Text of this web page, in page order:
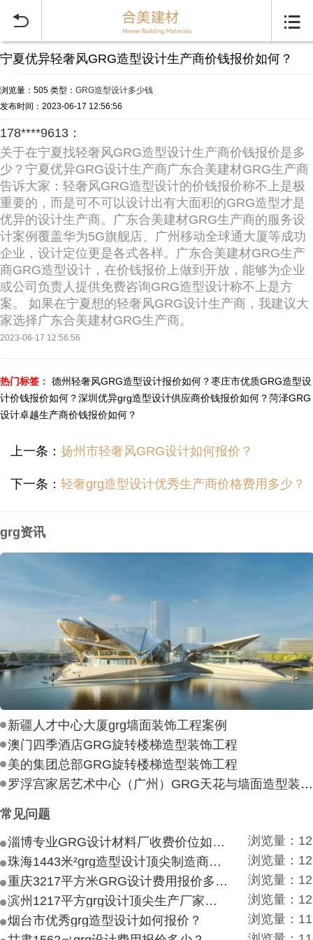
 
宁夏优异轻奢风GRG造型设计生产商价钱报价如何？
浏览量：505 类型： GRG造型设计多少钱
发布时间：2023-06-17 12:56:56
178****9613：
关于在宁夏找轻奢风GRG造型设计生产商价钱报价是多
少？宁夏优异GRG设计生产商广东合美建材GRG生产商
告诉大家：轻奢风GRG造型设计的价钱报价称不上是极
重要的，而是可不可以设计出有大面积的GRG造型才是
优异的设计生产商。广东合美建材GRG生产商的服务设
计案例覆盖华为5G旗舰店、广州移动全球通大厦等成功
企业，设计定位更是各式各样。广东合美建材GRG生产
商GRG造型设计，在价钱报价上做到开放，能够为企业
或公司负责人提供免费咨询GRG造型设计称不上是方
案。 如果在宁夏想的轻奢风GRG设计生产商，我建议大
家选择广东合美建材GRG生产商。
2023-06-17 12:56:56
热门标签： 德州轻奢风GRG造型设计报价如何？枣庄市优质GRG造型设
计价钱报价如何？深圳优异grg造型设计供应商价钱报价如何？菏泽GRG
设计卓越生产商价钱报价如何？
上一条： 扬州市轻奢风GRG设计如何报价？
下一条： 轻奢grg造型设计优秀生产商价格费用多少？
grg资讯
新疆人才中心大厦grg墙面装饰工程案例
澳门四季酒店GRG旋转楼梯造型装饰工程
美的集团总部GRG旋转楼梯造型装饰工程
罗浮宫家居艺术中心（广州）GRG天花与墙面造型装饰工程
常见问题
淄博专业GRG设计材料厂收费价位如何？
浏览量：
珠海1443米²grg造型设计顶尖制造商付费付费多少？
浏览量：
重庆3217平方米GRG设计费用报价多少？
浏览量：
滨州1217平方grg设计顶尖生产厂家价目如何？
浏览量：
烟台市优秀grg造型设计如何报价？
浏览量：